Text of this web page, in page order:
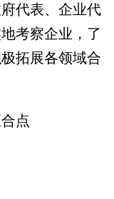
代表、企业代
考察企业，了
拓展各领域合
点